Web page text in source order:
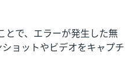
で、エラーが発生した無
ョットやビデオをキャプチ